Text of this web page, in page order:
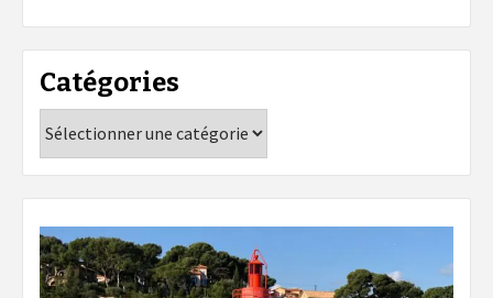
Catégories